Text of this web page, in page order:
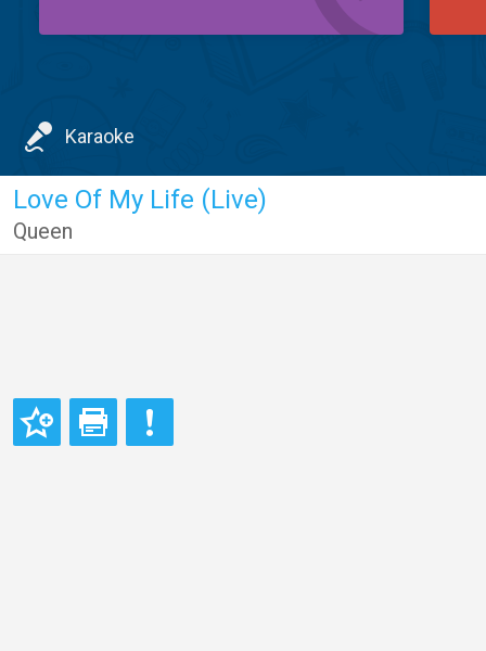
Karaoke
Love Of My Life (Live)
Queen